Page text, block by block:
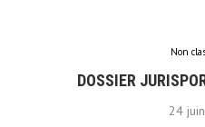
Non
DOSSIER
24